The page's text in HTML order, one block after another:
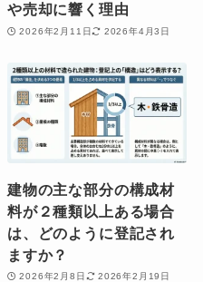
や売却に響く理由
2026年2月11日 2026年4月3日
建物の主な部分の構成材
料が２種類以上ある場合
は、どのように登記され
ますか？
2026年2月8日 2026年2月19日